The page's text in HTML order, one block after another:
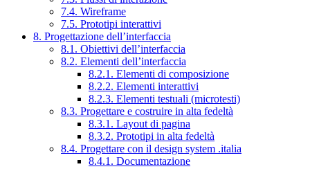
7.4. Wireframe
7.5. Prototipi interattivi
8. Progettazione dell’interfaccia
8.1. Obiettivi dell’interfaccia
8.2. Elementi dell’interfaccia
8.2.1. Elementi di composizione
8.2.2. Elementi interattivi
8.2.3. Elementi testuali (microtesti)
8.3. Progettare e costruire in alta fedeltà
8.3.1. Layout di pagina
8.3.2. Prototipi in alta fedeltà
8.4. Progettare con il design system .italia
8.4.1. Documentazione